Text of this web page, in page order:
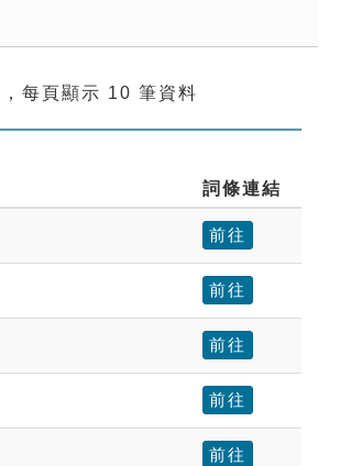
引
每頁顯示 10 筆資料
詞條連結
前往
前往
前往
前往
前往